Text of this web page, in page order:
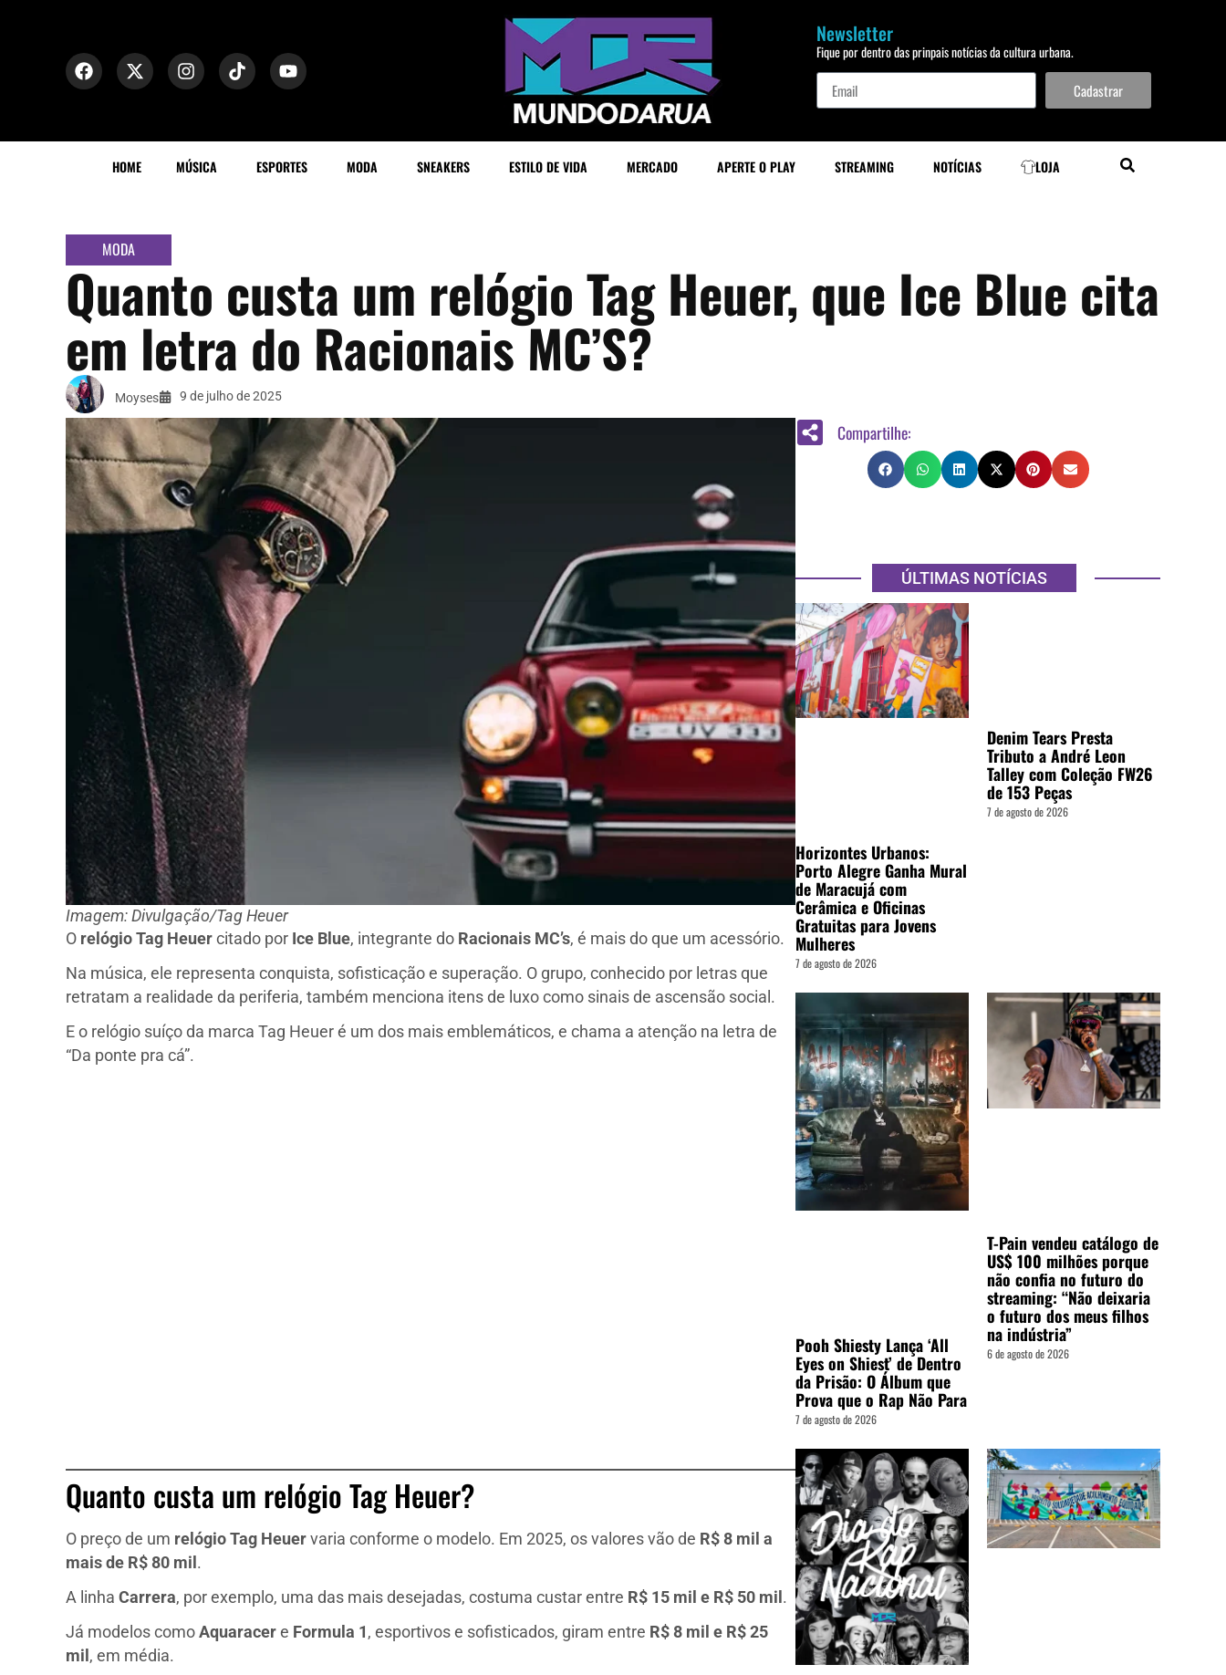
Newsletter
Fique por dentro das prinpais notícias da cultura urbana.
Cadastrar
HOME MÚSICA ESPORTES MODA SNEAKERS ESTILO DE VIDA MERCADO APERTE O PLAY STREAMING NOTÍCIAS LOJA
MODA
Quanto custa um relógio Tag Heuer, que Ice Blue cita
em letra do Racionais MC’S?
Moyses 9 de julho de 2025
Imagem: Divulgação/Tag Heuer
O relógio Tag Heuer citado por Ice Blue, integrante do Racionais MC’s, é mais do que um acessório.
Na música, ele representa conquista, sofisticação e superação. O grupo, conhecido por letras que
retratam a realidade da periferia, também menciona itens de luxo como sinais de ascensão social.
E o relógio suíço da marca Tag Heuer é um dos mais emblemáticos, e chama a atenção na letra de
“Da ponte pra cá”.
Quanto custa um relógio Tag Heuer?
O preço de um relógio Tag Heuer varia conforme o modelo. Em 2025, os valores vão de R$ 8 mil a
mais de R$ 80 mil .
A linha Carrera, por exemplo, uma das mais desejadas, costuma custar entre R$ 15 mil e R$ 50 mil .
Já modelos como Aquaracer e Formula 1 , esportivos e sofisticados, giram entre R$ 8 mil e R$ 25
mil , em média.
Compartilhe:
ÚLTIMAS NOTÍCIAS
Horizontes Urbanos:
Porto Alegre Ganha Mural
de Maracujá com
Cerâmica e Oficinas
Gratuitas para Jovens
Mulheres
7 de agosto de 2026
Denim Tears Presta
Tributo a André Leon
Talley com Coleção FW26
de 153 Peças
7 de agosto de 2026
Pooh Shiesty Lança ‘All
Eyes on Shiest’ de Dentro
da Prisão: O Álbum que
Prova que o Rap Não Para
7 de agosto de 2026
T-Pain vendeu catálogo de
US$ 100 milhões porque
não confia no futuro do
streaming: “Não deixaria
o futuro dos meus filhos
na indústria”
6 de agosto de 2026